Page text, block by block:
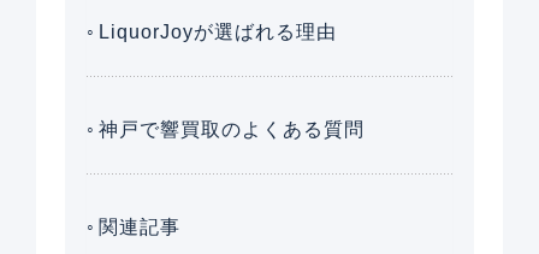
LiquorJoyが選ばれる理由
神戸で響買取のよくある質問
関連記事